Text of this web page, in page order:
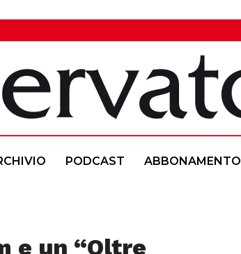
PODCAST ABBONAMENTO
e un “Oltre